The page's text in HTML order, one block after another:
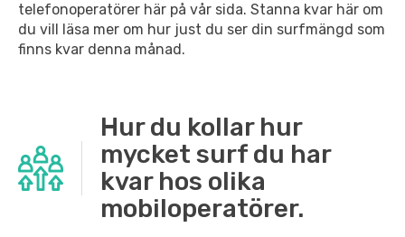
telefonoperatörer här på vår sida. Stanna kvar här om
du vill läsa mer om hur just du ser din surfmängd som
finns kvar denna månad.
Hur du kollar hur
mycket surf du har
kvar hos olika
mobiloperatörer.